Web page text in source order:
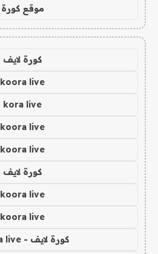
موقع كورة
كورة لايف
koora live
kora live
koora live
koora live
كورة لايف
koora live
koora live
كورة لايف - koora live